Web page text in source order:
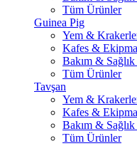
Tüm Ürünler
Guinea Pig
Yem &
Kafes &
Bakım &
Tüm Ürünler
Tavşan
Yem &
Kafes &
Bakım &
Tüm Ürünler